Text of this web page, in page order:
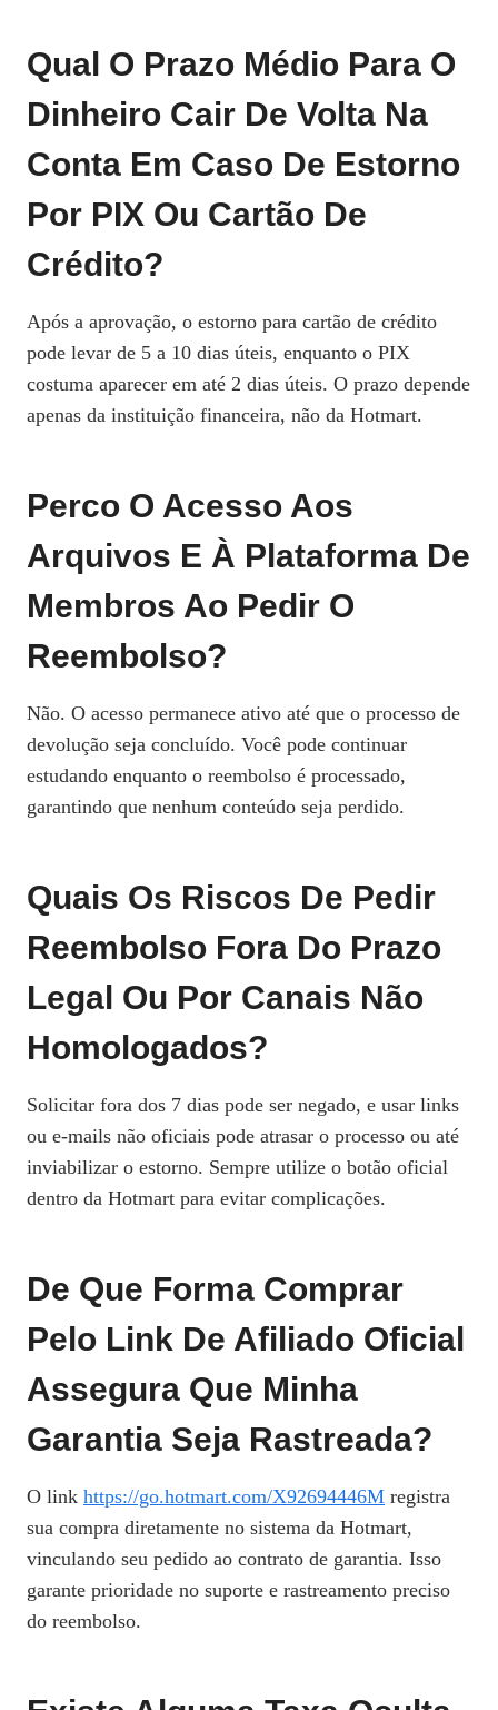
Qual O Prazo Médio Para O
Dinheiro Cair De Volta Na
Conta Em Caso De Estorno
Por PIX Ou Cartão De
Crédito?
Após a aprovação, o estorno para cartão de crédito
pode levar de 5 a 10 dias úteis, enquanto o PIX
costuma aparecer em até 2 dias úteis. O prazo depende
apenas da instituição financeira, não da Hotmart.
Perco O Acesso Aos
Arquivos E À Plataforma De
Membros Ao Pedir O
Reembolso?
Não. O acesso permanece ativo até que o processo de
devolução seja concluído. Você pode continuar
estudando enquanto o reembolso é processado,
garantindo que nenhum conteúdo seja perdido.
Quais Os Riscos De Pedir
Reembolso Fora Do Prazo
Legal Ou Por Canais Não
Homologados?
Solicitar fora dos 7 dias pode ser negado, e usar links
ou e‑mails não oficiais pode atrasar o processo ou até
inviabilizar o estorno. Sempre utilize o botão oficial
dentro da Hotmart para evitar complicações.
De Que Forma Comprar
Pelo Link De Afiliado Oficial
Assegura Que Minha
Garantia Seja Rastreada?
O link https://go.hotmart.com/X92694446M registra
sua compra diretamente no sistema da Hotmart,
vinculando seu pedido ao contrato de garantia. Isso
garante prioridade no suporte e rastreamento preciso
do reembolso.